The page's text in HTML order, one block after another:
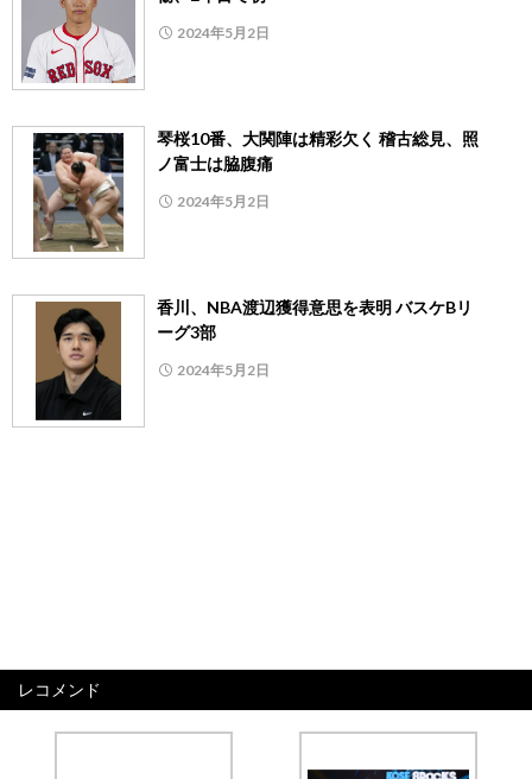
2024年5月2日
琴桜10番、大関陣は精彩欠く 稽古総見、照
ノ富士は脇腹痛
2024年5月2日
香川、NBA渡辺獲得意思を表明 バスケBリ
ーグ3部
2024年5月2日
レコメンド